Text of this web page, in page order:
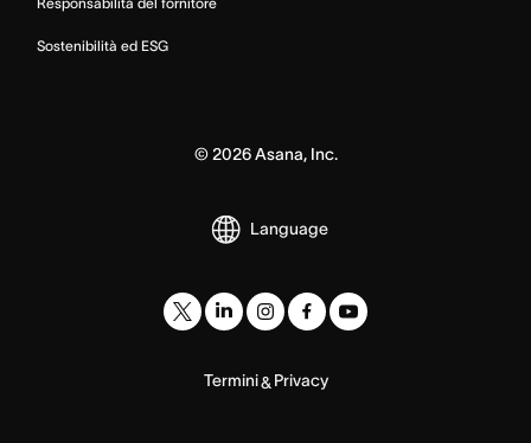
Sostenibilità ed ESG
© 2026Asana, Inc.
Language
Termini& Privacy